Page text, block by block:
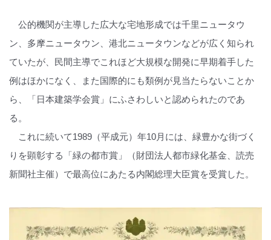
公的機関が主導した広大な宅地形成では千里ニュータウ
ン、多摩ニュータウン、港北ニュータウンなどが広く知られ
ていたが、民間主導でこれほど大規模な開発に早期着手した
例はほかになく、また国際的にも類例が見当たらないことか
ら、「日本建築学会賞」にふさわしいと認められたのであ
る。
これに続いて1989（平成元）年10月には、緑豊かな街づく
りを顕彰する「緑の都市賞」（財団法人都市緑化基金、読売
新聞社主催）で最高位にあたる内閣総理大臣賞を受賞した。